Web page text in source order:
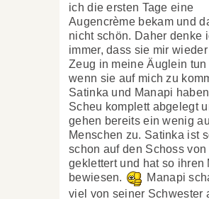
ich die ersten Tage eine
Augencrème bekam und
nicht schön. Daher denke
immer, dass sie mir
Zeug in meine Äuglein
wenn sie auf mich zu
Satinka und Manapi
Scheu komplett abgelegt
gehen bereits ein wenig
Menschen zu. Satinka ist
schon auf den Schoss von
geklettert und hat so ihren
bewiesen.
Manapi
viel von seiner Schwester